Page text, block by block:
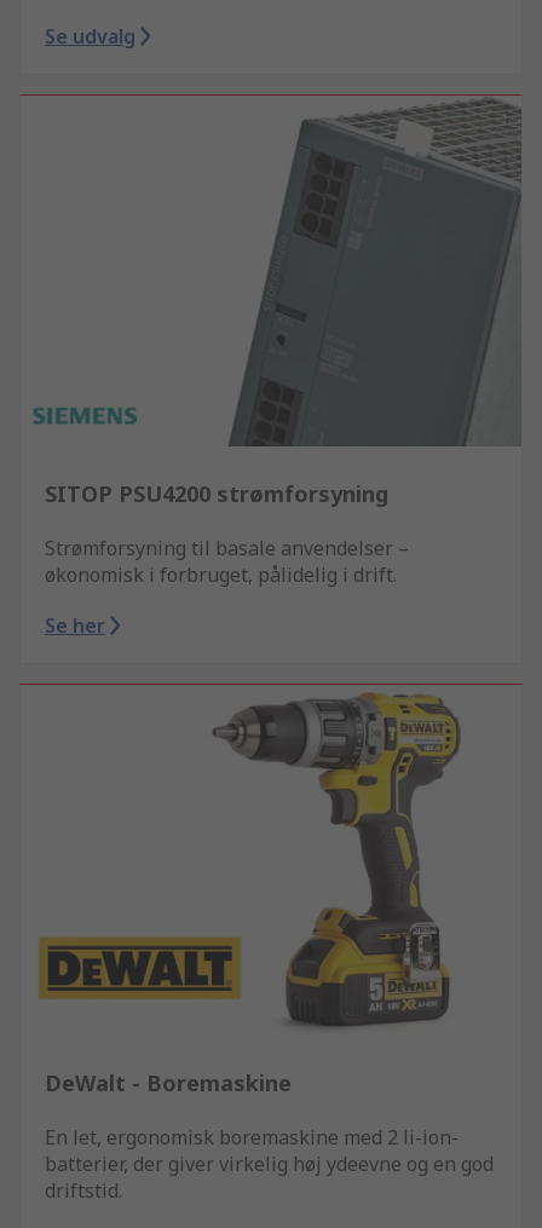
Se udvalg
SITOP PSU4200 strømforsyning
Strømforsyning til basale anvendelser –
økonomisk i forbruget, pålidelig i drift.
Se her
DeWalt - Boremaskine
En let, ergonomisk boremaskine med 2 li-ion-
batterier, der giver virkelig høj ydeevne og en god
driftstid.